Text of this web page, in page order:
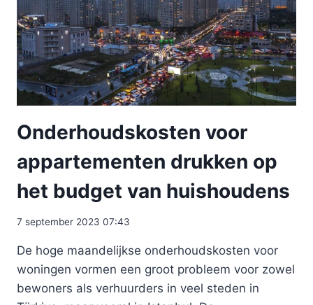
Onderhoudskosten voor
appartementen drukken op
het budget van huishoudens
7 september 2023 07:43
De hoge maandelijkse onderhoudskosten voor
woningen vormen een groot probleem voor zowel
bewoners als verhuurders in veel steden in